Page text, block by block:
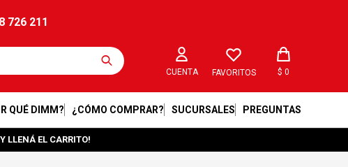
726 211
QUÉ DIMM? ¿CÓMO COMPRAR? SUCURSALES PREGUNTAS
FAVORITOS $ 0
LLENÁ EL CARRITO!